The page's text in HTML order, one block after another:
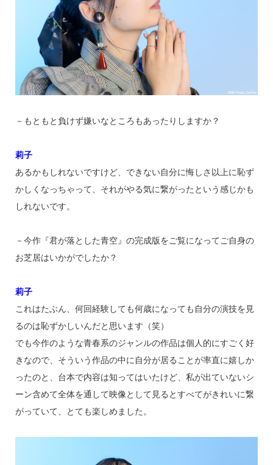
－もともと負けず嫌いなところもあったりしますか？
莉子
あるかもしれないですけど、できない自分に悔しさ以上に恥ず
かしくなっちゃって、それがやる気に繋がったという感じかも
しれないです。
－今作『君が落とした青空』の完成版をご覧になってご自身の
お芝居はいかがでしたか？
莉子
これはたぶん、何回経験しても何歳になっても自分の演技を見
るのは恥ずかしいんだと思います（笑）
でも今作のような青春系のジャンルの作品は個人的にすごく好
きなので、そういう作品の中に自分が居ることが率直に嬉しか
ったのと、台本で内容は知ってはいたけど、私が出ていないシ
ーン含めて全体を通して映像として見るとすべてがきれいに繋
がっていて、とても楽しめました。